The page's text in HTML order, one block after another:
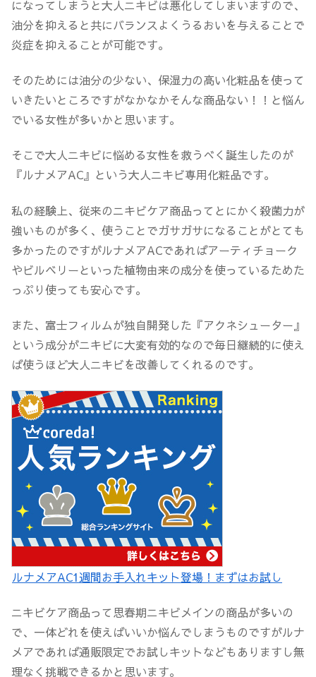
になってしまうと大人ニキビは悪化してしまいますので、
油分を抑えると共にバランスよくうるおいを与えることで
炎症を抑えることが可能です。
そのためには油分の少ない、保湿力の高い化粧品を使って
いきたいところですがなかなかそんな商品ない！！と悩ん
でいる女性が多いかと思います。
そこで大人ニキビに悩める女性を救うべく誕生したのが
『ルナメアAC』という大人ニキビ専用化粧品です。
私の経験上、従来のニキビケア商品ってとにかく殺菌力が
強いものが多く、使うことでガサガサになることがとても
多かったのですがルナメアACであればアーティチョーク
やビルベリーといった植物由来の成分を使っているためた
っぷり使っても安心です。
また、富士フィルムが独自開発した『アクネシューター』
という成分がニキビに大変有効的なので毎日継続的に使え
ば使うほど大人ニキビを改善してくれるのです。
ルナメアAC1週間お手入れキット登場！まずはお試し
ニキビケア商品って思春期ニキビメインの商品が多いの
で、一体どれを使えばいいか悩んでしまうものですがルナ
メアであれば通販限定でお試しキットなどもありますし無
理なく挑戦できるかと思います。